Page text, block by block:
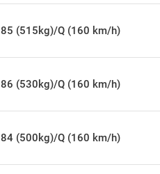
85 (515kg)/Q (160 km/h)
86 (530kg)/Q (160 km/h)
84 (500kg)/Q (160 km/h)